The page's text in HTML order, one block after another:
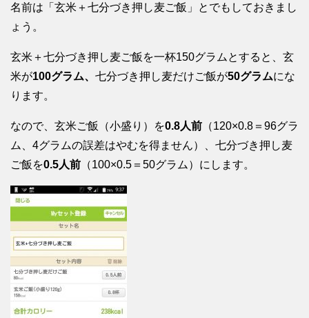
名前は「玄米＋七分づき押し麦ご飯」とでもしておきまし
ょう。
玄米＋七分づき押し麦ご飯を一杯150グラムとすると、玄
米が100グラム、 七分づき押し麦だけご飯が50グラムにな
ります。
なので、玄米ご飯（小盛り）を0.8人前 （120×0.8＝96グラ
ム、4グラムの誤差はやむを得ません）、七分づき押し麦
ご飯を0.5人前 （100×0.5＝50グラム）にします。